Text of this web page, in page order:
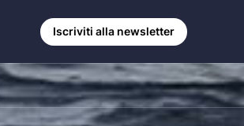
Iscriviti alla newsletter